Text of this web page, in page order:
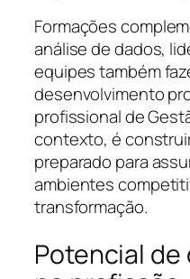
Formações
análise de dados,
equipes também
desenvolvimento
profissional de
contexto, é
preparado para
ambientes
transformação.
Potencial